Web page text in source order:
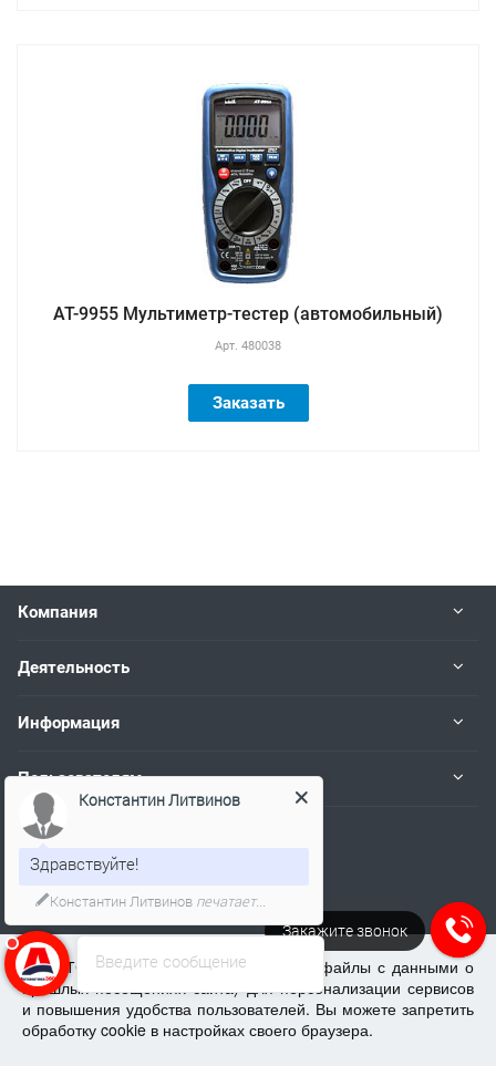
AT-9955 Мультиметр-тестер (автомобильный)
Арт. 480038
Заказать
Компания
Деятельность
Информация
Пользователям
Наши контакты
Работаем пн.-пт. с 08:00 до 17:00
tech@kip.su
Новосибирск, Немировича-Данченко, 128/1
ООО ТСЦ "Рэлсиб" использует cookie (файлы с данными о
прошлых посещениях сайта) для персонализации сервисов
и повышения удобства пользователей. Вы можете запретить
обработку cookie в настройках своего браузера.
Закажите звонок
Введите сообщение
Константин Литвинов
Здравствуйте!
Константин Литвинов печатает...